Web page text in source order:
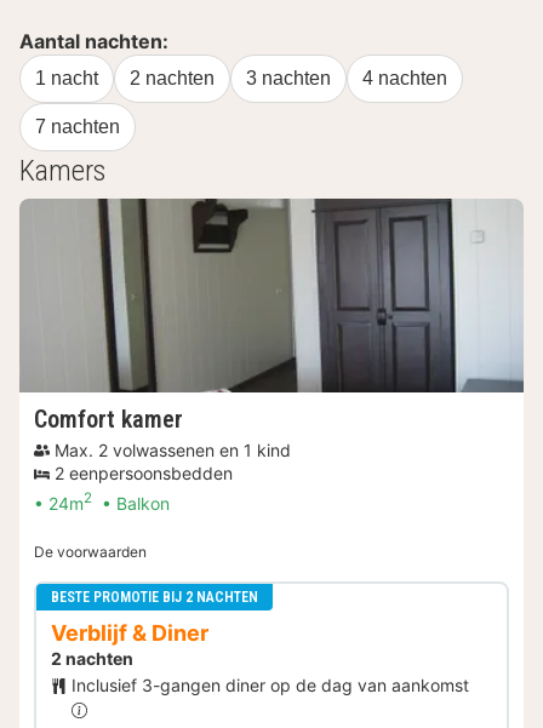
Aantal nachten:
1 nacht 2 nachten 3 nachten 4 nachten
7 nachten
Kamers
Comfort kamer
Max. 2 volwassenen en 1 kind
2 eenpersoonsbedden
24m2 Balkon
De voorwaarden
BESTE PROMOTIE BIJ 2 NACHTEN
Verblijf & Diner
2 nachten
Inclusief 3-gangen diner op de dag van aankomst